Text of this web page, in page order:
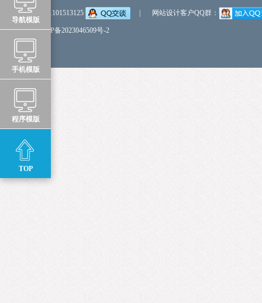
弹我QQ QQ:1101513125 网站设计客户QQ群：
备 案 号 鲁ICP备2023046509号-2
导航模版
手机模版
程序模版
TOP